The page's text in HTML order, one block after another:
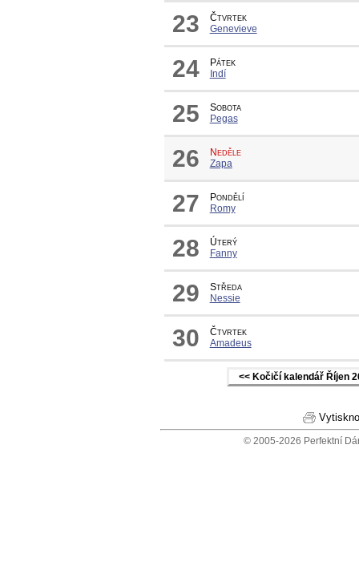
23
Čtvrtek
Genevieve
24
Pátek
Indí
25
Sobota
Pegas
26
Neděle
Zapa
27
Pondělí
Romy
28
Úterý
Fanny
29
Středa
Nessie
30
Čtvrtek
Amadeus
<< Kočičí kalendář Říjen
© 2005-2026 Perfektní